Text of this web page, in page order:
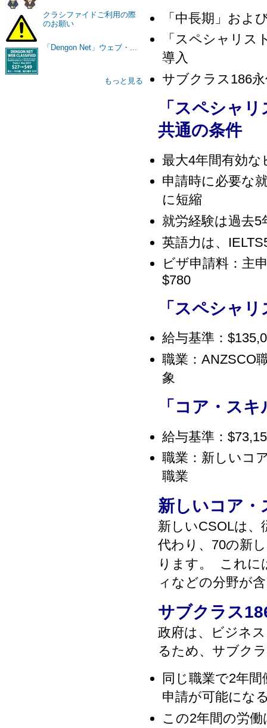
クラシファイドご利用の際
のお願い
「Dengon Net」ウェブ・...
もっと見る
「中長期」およ
「スペシャリ
導入
サブクラス186
「スペシャ
共通の条件
最大4年間有効な
申請時に必要な
に短縮
就労経験は過去
英語力は、
ビザ申請料：主
$780
「スペシャ
給与基準：
職業：ANZSCO
象
「コア・ス
給与基準：
職業：新しいコ
職業
新しいコア・
新しいCSOLは
代わり、70の新
ります。 これに
ィなどの分野が
サブクラス
政府は、ビジネ
るため、サブク
同じ職業で2年
申請が可能にな
この2年間の労